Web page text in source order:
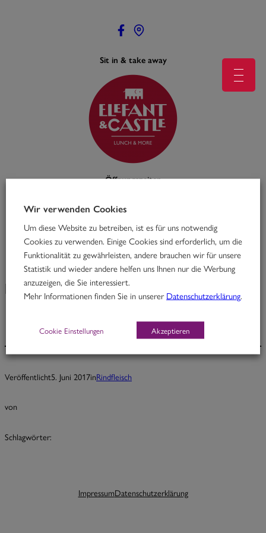
Sit in & take away
Öffnungszeiten
feiertags geschlossen
Peter Plum
Veröffentlicht5. Juni 2017inRindfleisch
von
Schlagwörter:
ImpressumDatenschutzerklärung
Wir verwenden Cookies
Um diese Website zu betreiben, ist es für uns notwendig
Cookies zu verwenden. Einige Cookies sind erforderlich, um die
Funktionalität zu gewährleisten, andere brauchen wir für unsere
Statistik und wieder andere helfen uns Ihnen nur die Werbung
anzuzeigen, die Sie interessiert.
Mehr Informationen finden Sie in unsererDatenschutzerklärung.
Cookie Einstellungen Akzeptieren